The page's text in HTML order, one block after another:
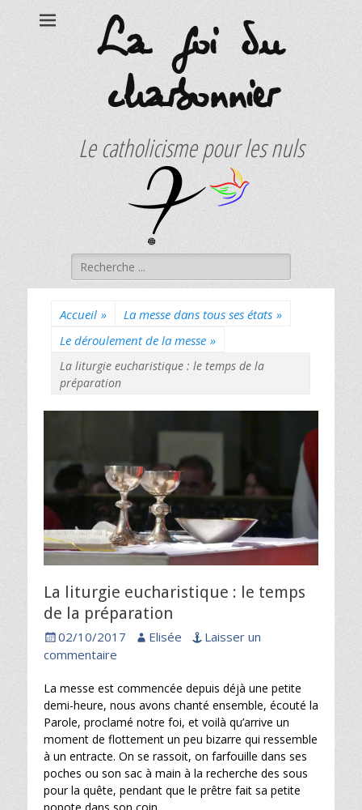
La foi du
charbonnier
Le catholicisme pour les nuls
Rechercher :
Accueil » La messe dans tous ses états »
Le déroulement de la messe »
La liturgie eucharistique : le temps de la
préparation
La liturgie eucharistique : le temps
de la préparation
Posted
02/10/2017 Author
Elisée
Laisser un
commentaire
La messe est commencée depuis déjà une petite
demi-heure, nous avons chanté ensemble, écouté la
Parole, proclamé notre foi, et voilà qu’arrive un
moment de flottement un peu bizarre qui ressemble
à un entracte. On se rassoit, on farfouille dans ses
poches ou son sac à main à la recherche des sous
pour la quête, pendant que le prêtre fait sa petite